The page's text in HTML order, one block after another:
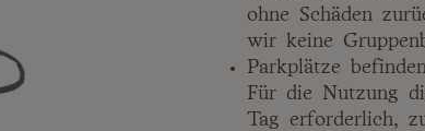
ohne Schäden
wir keine
Parkplätze
Für die Nutzung
Tag erforderlich,